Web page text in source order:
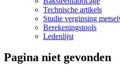
Technische artikels
Studie vergipsing
Berekeningstools
Ledenlijst
Pagina niet gevonden